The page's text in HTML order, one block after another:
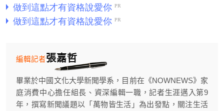
張嘉哲
編輯記者
畢業於中國文化大學新聞學系，目前在《NOWNEWS》家
庭消費中心擔任組長、資深編輯一職，記者生涯邁入第9
年，撰寫新聞議題以「萬物皆生活」為出發點，關注生活